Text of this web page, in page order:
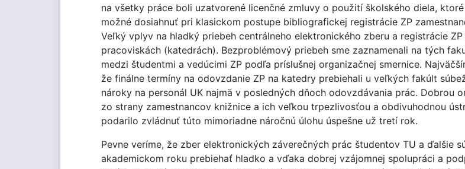
na všetky práce boli uzatvorené licenčné zmluvy o použití školského diela,
možné dosiahnuť pri klasickom postupe bibliografickej registrácie ZP
Veľký vplyv na hladký priebeh centrálneho elektronického zberu a registrácie
pracoviskách (katedrách). Bezproblémový priebeh sme zaznamenali na tých
medzi študentmi a vedúcimi ZP podľa príslušnej organizačnej smernice.
že finálne termíny na odovzdanie ZP na katedry prebiehali u veľkých fakúlt
nároky na personál UK najmä v posledných dňoch odovzdávania prác. Dobrou
zo strany zamestnancov knižnice a ich veľkou trpezlivosťou a obdivuhodnou
podarilo zvládnuť túto mimoriadne náročnú úlohu úspešne už tretí rok.
Pevne veríme, že zber elektronických záverečných prác študentov TU a ďalšie
akademickom roku prebiehať hladko a vďaka dobrej vzájomnej spolupráci a